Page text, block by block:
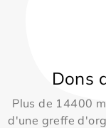
Dons
Plus de 14400
d'une greffe